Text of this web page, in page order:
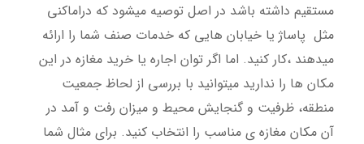
مستقیم داشته باشد در اصل توصیه میشود که دراماکنی
مثل پاساژ یا خیابان هایی که خدمات صنف شما را ارائه
میدهند ،کار کنید. اما اگر توان اجاره یا خرید مغازه در این
مکان ها را ندارید میتوانید با بررسی از لحاظ جمعیت
منطقه، ظرفیت و گنجایش محیط و میزان رفت و آمد در
آن مکان مغازه ی مناسب را انتخاب کنید. برای مثال شما